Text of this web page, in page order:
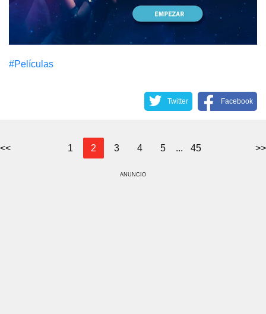
#Películas
Twitter Facebook
<< 1 2 3 4 5 ... 45 >>
ANUNCIO